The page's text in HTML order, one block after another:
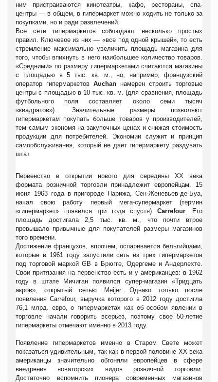
ним пристраиваются кинотеатры, кафе, рестораны, спа-
центры — в общем, в гипермаркет можно ходить не только за
покупками, но и ради развлечений.
Все сети гипермаркетов соблюдают несколько простых
правил. Ключевое из них — «все под одной крышей», то есть
стремление максимально увеличить площадь магазина для
того, чтобы впихнуть в него наибольшее количество товаров.
«Средними» по размеру гипермаркетами считаются магазины
с площадью в 5 тыс. кв. м., но, например, французский
оператор гипермаркетов Auchan намерен строить торговые
центры с площадью в 10 тыс. кв. м. (для сравнения, площадь
футбольного поля составляет около семи тысяч
«квадратов»). Значительные размеры позволяют
гипермаркетам покупать больше товаров у производителей,
тем самым экономя на закупочных ценах и снижая стоимость
продукции для потребителей. Экономии служит и принцип
самообслуживания, который не дает гипермаркету раздувать
штат.
Первенство в открытии нового для середины XX века
формата розничной торговли принадлежит европейцам. 15
июня 1963 года в пригороде Парижа, Сен-Женевьев-де-Буа,
начал свою работу первый мега-супермаркет (термин
«гипермаркет» появился три года спустя) Carrefour. Его
площадь достигала 2,5 тыс. кв. м., что почти втрое
превышало привычные для покупателей размеры магазинов
того времени.
Достижение французов, впрочем, оспаривается бельгийцами,
которые в 1961 году запустили сеть из трех гипермаркетов
под торговой маркой GB в Брюгге, Одергеме и Андерлехте.
Свои притязания на первенство есть и у американцев: в 1962
году в штате Мичиган появился супер-магазин «Тридцать
акров», открытый сетью Meijer. Однако только после
появления Carrefour, выручка которого в 2012 году достигла
76,1 млрд. евро, о гипермаркетах как об особом явлении в
торговле начали говорить всерьез, поэтому свое 50-летие
гипермаркеты отмечают именно в 2013 году.
Появление гипермаркетов именно в Старом Свете может
показаться удивительным, так как в первой половине XX века
американцы значительно обгоняли европейцев в сфере
внедрения новаторских видов розничной торговли.
Достаточно вспомнить пионера современных магазинов